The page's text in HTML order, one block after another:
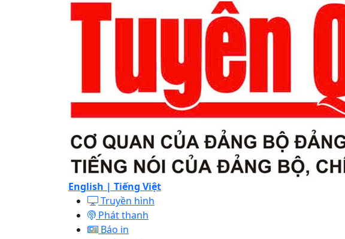
English | Tiếng Việt
Truyền hình
Phát thanh
Báo in